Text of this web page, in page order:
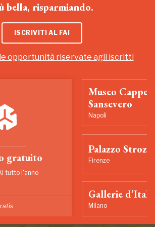
bella, risparmiando.
ISCRIVITI AL FAI
opportunità riservate agli iscritti
gratuito
tutto l'anno
Museo
Sansevero
Napoli
Palazzo Strozzi
Firenze
Gallerie
Milano